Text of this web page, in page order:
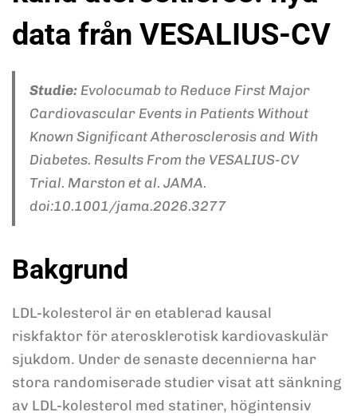
data från VESALIUS-CV
Studie: Evolocumab to Reduce First Major
Cardiovascular Events in Patients Without
Known Significant Atherosclerosis and With
Diabetes. Results From the VESALIUS-CV
Trial. Marston et al. JAMA.
doi:10.1001/jama.2026.3277
Bakgrund
LDL-kolesterol är en etablerad kausal
riskfaktor för aterosklerotisk kardiovaskulär
sjukdom. Under de senaste decennierna har
stora randomiserade studier visat att sänkning
av LDL-kolesterol med statiner, högintensiv